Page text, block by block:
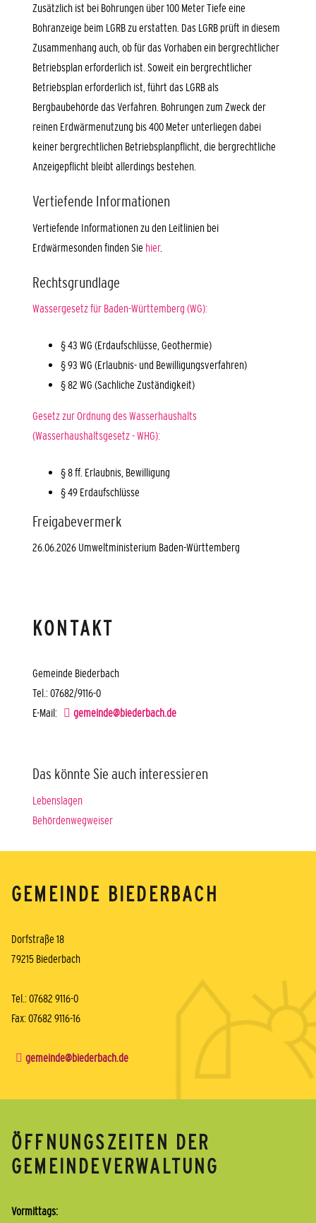
Zusätzlich ist bei Bohrungen über 100 Meter Tiefe eine
Bohranzeige beim LGRB zu erstatten. Das LGRB prüft in diesem
Zusammenhang auch, ob für das Vorhaben ein bergrechtlicher
Betriebsplan erforderlich ist. Soweit ein bergrechtlicher
Betriebsplan erforderlich ist, führt das LGRB als
Bergbaubehörde das Verfahren. Bohrungen zum Zweck der
reinen Erdwärmenutzung bis 400 Meter unterliegen dabei
keiner bergrechtlichen Betriebsplanpflicht, die bergrechtliche
Anzeigepflicht bleibt allerdings bestehen.
Vertiefende Informationen
Vertiefende Informationen zu den Leitlinien bei
Erdwärmesonden finden Sie hier.
Rechtsgrundlage
Wassergesetz für Baden-Württemberg (WG):
§ 43 WG (Erdaufschlüsse, Geothermie)
§ 93 WG (Erlaubnis- und Bewilligungsverfahren)
§ 82 WG (Sachliche Zuständigkeit)
Gesetz zur Ordnung des Wasserhaushalts
(Wasserhaushaltsgesetz - WHG):
§ 8 ff. Erlaubnis, Bewilligung
§ 49 Erdaufschlüsse
Freigabevermerk
26.06.2026 Umweltministerium Baden-Württemberg
KONTAKT
Gemeinde Biederbach
Tel.: 07682/9116-0
E-Mail:
gemeinde@biederbach.de
Das könnte Sie auch interessieren
Lebenslagen
Behördenwegweiser
GEMEINDE BIEDERBACH
Dorfstraße 18
79215 Biederbach
Tel.: 07682 9116-0
Fax: 07682 9116-16
gemeinde@biederbach.de
ÖFFNUNGSZEITEN DER
GEMEINDEVERWALTUNG
Vormittags: